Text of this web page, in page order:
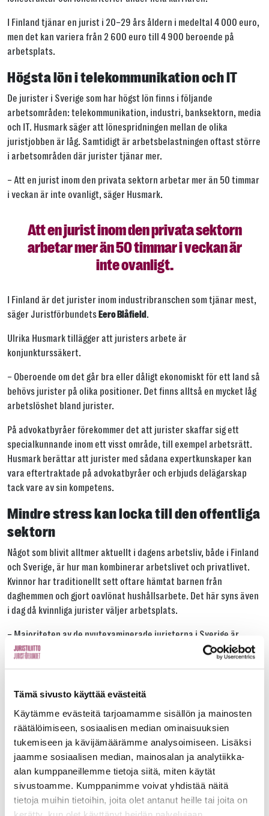
Tämä sivusto käyttää evästeitä
Käytämme evästeitä tarjoamamme sisällön ja mainosten
räätälöimiseen, sosiaalisen median ominaisuuksien
tukemiseen ja kävijämäärämme analysoimiseen. Lisäksi
jaamme sosiaalisen median, mainosalan ja analytiikka-
alan kumppaneillemme tietoja siitä, miten käytät
sivustoamme. Kumppanimme voivat yhdistää näitä
tietoja muihin tietoihin, joita olet antanut heille tai joita on
I Finland tjänar en jurist i 20–29 års åldern i medeltal 4 000 euro,
men det kan variera från 2 600 euro till 4 900 beroende på
arbetsplats.
Högsta lön i telekommunikation och IT
De jurister i Sverige som har högst lön finns i följande
arbetsområden: telekommunikation, industri, banksektorn, media
och IT. Husmark säger att lönespridningen mellan de olika
juristjobben är låg. Samtidigt är arbetsbelastningen oftast större
i arbetsområden där jurister tjänar mer.
– Att en jurist inom den privata sektorn arbetar mer än 50 timmar
i veckan är inte ovanligt, säger Husmark.
Att en jurist inom den privata sektorn
arbetar mer än 50 timmar i veckan är
inte ovanligt.
I Finland är det jurister inom industri­branschen som tjänar mest,
säger Juristförbundets Eero Blåfield .
Ulrika Husmark tillägger att juristers arbete är
konjunkturssäkert.
– Oberoende om det går bra eller dåligt ekonomiskt för ett land så
behövs jurister på olika positioner. Det finns alltså en mycket låg
arbetslöshet bland jurister.
På advokatbyråer förekommer det att jurister skaffar sig ett
specialkunnande inom ett visst område, till exempel arbetsrätt.
Husmark berättar att jurister med sådana expertkunskaper kan
vara eftertraktade på advokatbyråer och erbjuds delägarskap
tack vare av sin kompetens.
Mindre stress kan locka till den offentliga
sektorn
Något som blivit alltmer aktuellt i dagens arbetsliv, både i Finland
och Sverige, är hur man kombinerar arbets­livet och privatlivet.
Kvinnor har traditionellt sett oftare hämtat barnen från
daghemmen och gjort oavlönat hushållsarbete. Det här syns även
i dag då kvinnliga jurister väljer arbetsplats.
– Majoriteten av de nyutexaminerade juristerna i Sverige är
kvinnor och många börjar sin bana på juristbyråer. Samtidigt finns
där höga förväntningar på långa arbetsdagar. Därför är det inte
den privata sektorn, och sedan flyttar över till den offentliga
Majoriteten av de nyutexaminerade
juristerna i Sverige är kvinnor och
många börjar sin bana på juristbyråer.
Husmark tillägger att somliga kvinnor även väljer att söka till